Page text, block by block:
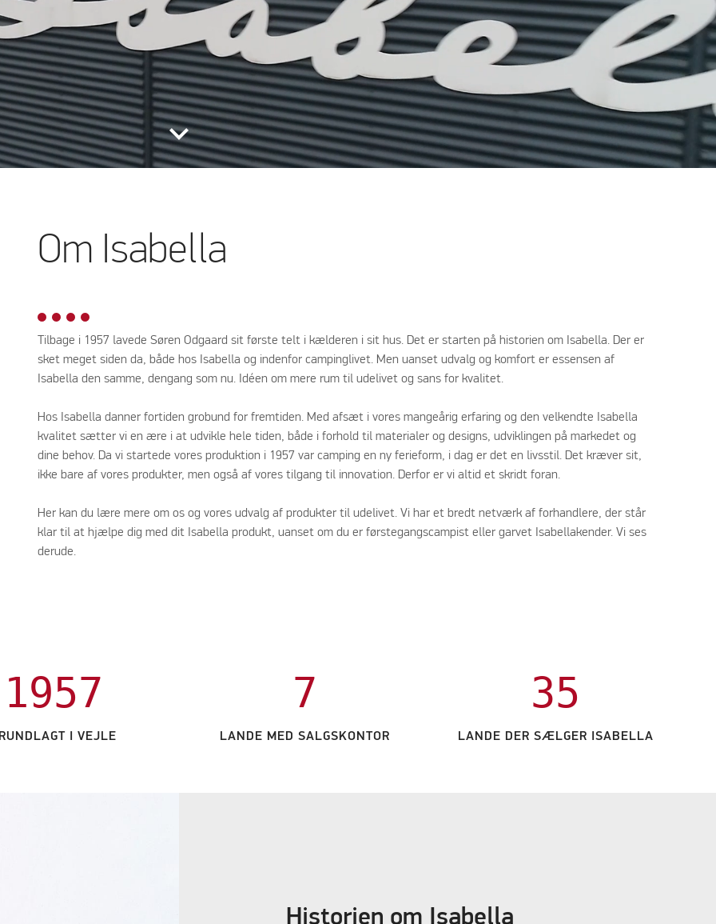
keyboard_arrow_down
Om Isabella
Tilbage i 1957 lavede Søren Odgaard sit første telt i kælderen i sit hus. Det er starten på historien om Isabella. Der er
sket meget siden da, både hos Isabella og indenfor campinglivet. Men uanset udvalg og komfort er essensen af
Isabella den samme, dengang som nu. Idéen om mere rum til udelivet og sans for kvalitet.
Hos Isabella danner fortiden grobund for fremtiden. Med afsæt i vores mangeårig erfaring og den velkendte Isabella
kvalitet sætter vi en ære i at udvikle hele tiden, både i forhold til materialer og designs, udviklingen på markedet og
dine behov. Da vi startede vores produktion i 1957 var camping en ny ferieform, i dag er det en livsstil. Det kræver sit,
ikke bare af vores produkter, men også af vores tilgang til innovation. Derfor er vi altid et skridt foran.
Her kan du lære mere om os og vores udvalg af produkter til udelivet. Vi har et bredt netværk af forhandlere, der står
klar til at hjælpe dig med dit Isabella produkt, uanset om du er førstegangscampist eller garvet Isabellakender. Vi ses
derude.
1957
I VEJLE
7
LANDE MED SALGSKONTOR
35
LANDE DER SÆLGER ISABELLA
Historien om Isabella